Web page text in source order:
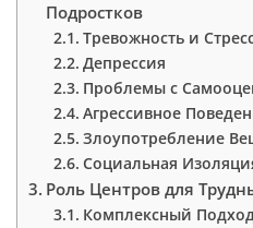
Подростков
Тревожность и
Депрессия
Проблемы с
Агрессивное
Злоупотребление
Социальная
Роль Центров для
Комплексный